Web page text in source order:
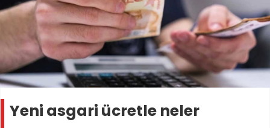
Yeni asgari ücretle neler